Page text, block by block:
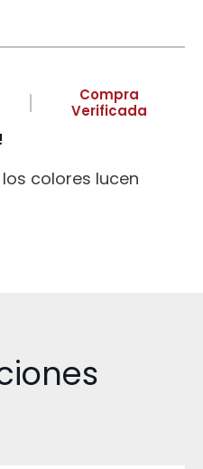
Compra
Verificada
colores lucen